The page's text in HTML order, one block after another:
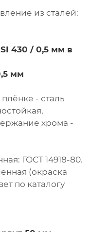
из сталей:
430 / 0,5 мм в
мм
плёнке - сталь
хрома -
ГОСТ 14918-80.
(окраска
по каталогу